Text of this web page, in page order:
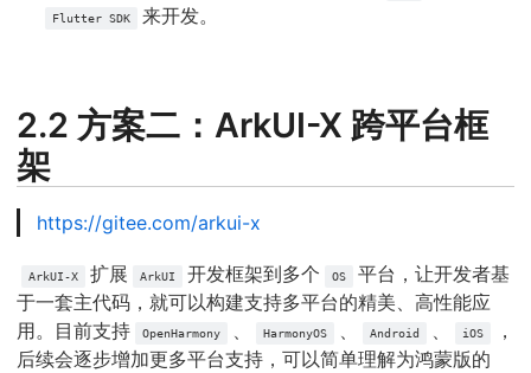
Flutter SDK 来开发。
2.2 方案二：ArkUI-X 跨平台框
架
https://gitee.com/arkui-x
ArkUI-X 扩展 ArkUI 开发框架到多个 OS
平台，让开发者基
于一套主代码，就可以构建支持多平台的精美、高性能应
用。目前支持
OpenHarmony HarmonyOS Android iOS
，
后续会逐步增加更多平台支持，可以简单理解为鸿蒙版的